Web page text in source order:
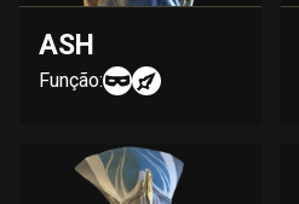
ASH
Função: